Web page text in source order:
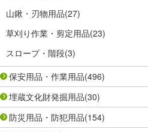
山鍬・刃物用品(27)
草刈り作業・剪定用品(23)
スロープ・階段(3)
保安用品・作業用品(496)
埋蔵文化財発掘用品(30)
防災用品・防犯用品(154)